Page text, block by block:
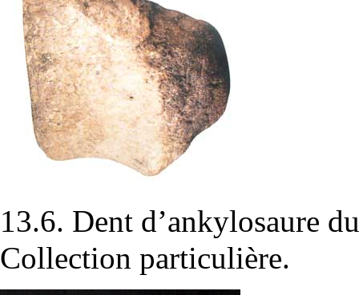
13.6. Dent d’ankylosaure
Collection particulière.